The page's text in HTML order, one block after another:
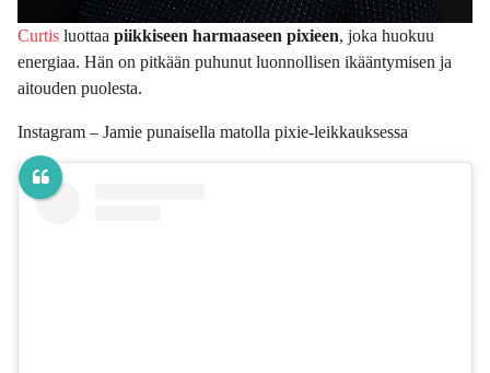
Curtis luottaa piikkiseen harmaaseen pixieen, joka huokuu
energiaa. Hän on pitkään puhunut luonnollisen ikääntymisen ja
aitouden puolesta.
Instagram – Jamie punaisella matolla pixie-leikkauksessa